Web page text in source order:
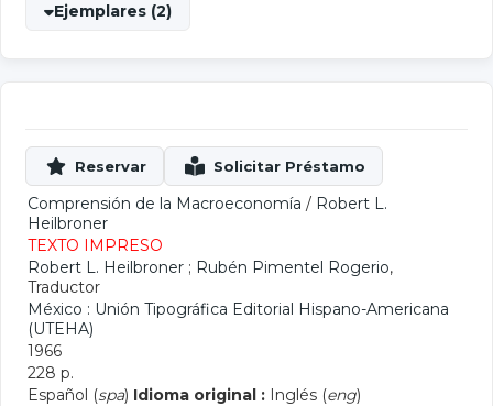
Ejemplares (2)
Comprensión de la Macroeconomía / Robert L.
Heilbroner
TEXTO IMPRESO
Robert L. Heilbroner ; Rubén Pimentel Rogerio,
Traductor
México : Unión Tipográfica Editorial Hispano-Americana
(UTEHA)
1966
228 p.
Español (spa) Idioma original : Inglés (eng)